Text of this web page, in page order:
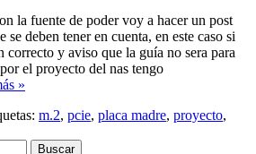
la fuente de poder voy a hacer un post
se deben tener en cuenta, en este caso si
correcto y aviso que la guía no sera para
el proyecto del nas tengo
»
m.2, pcie, placa madre, proyecto,